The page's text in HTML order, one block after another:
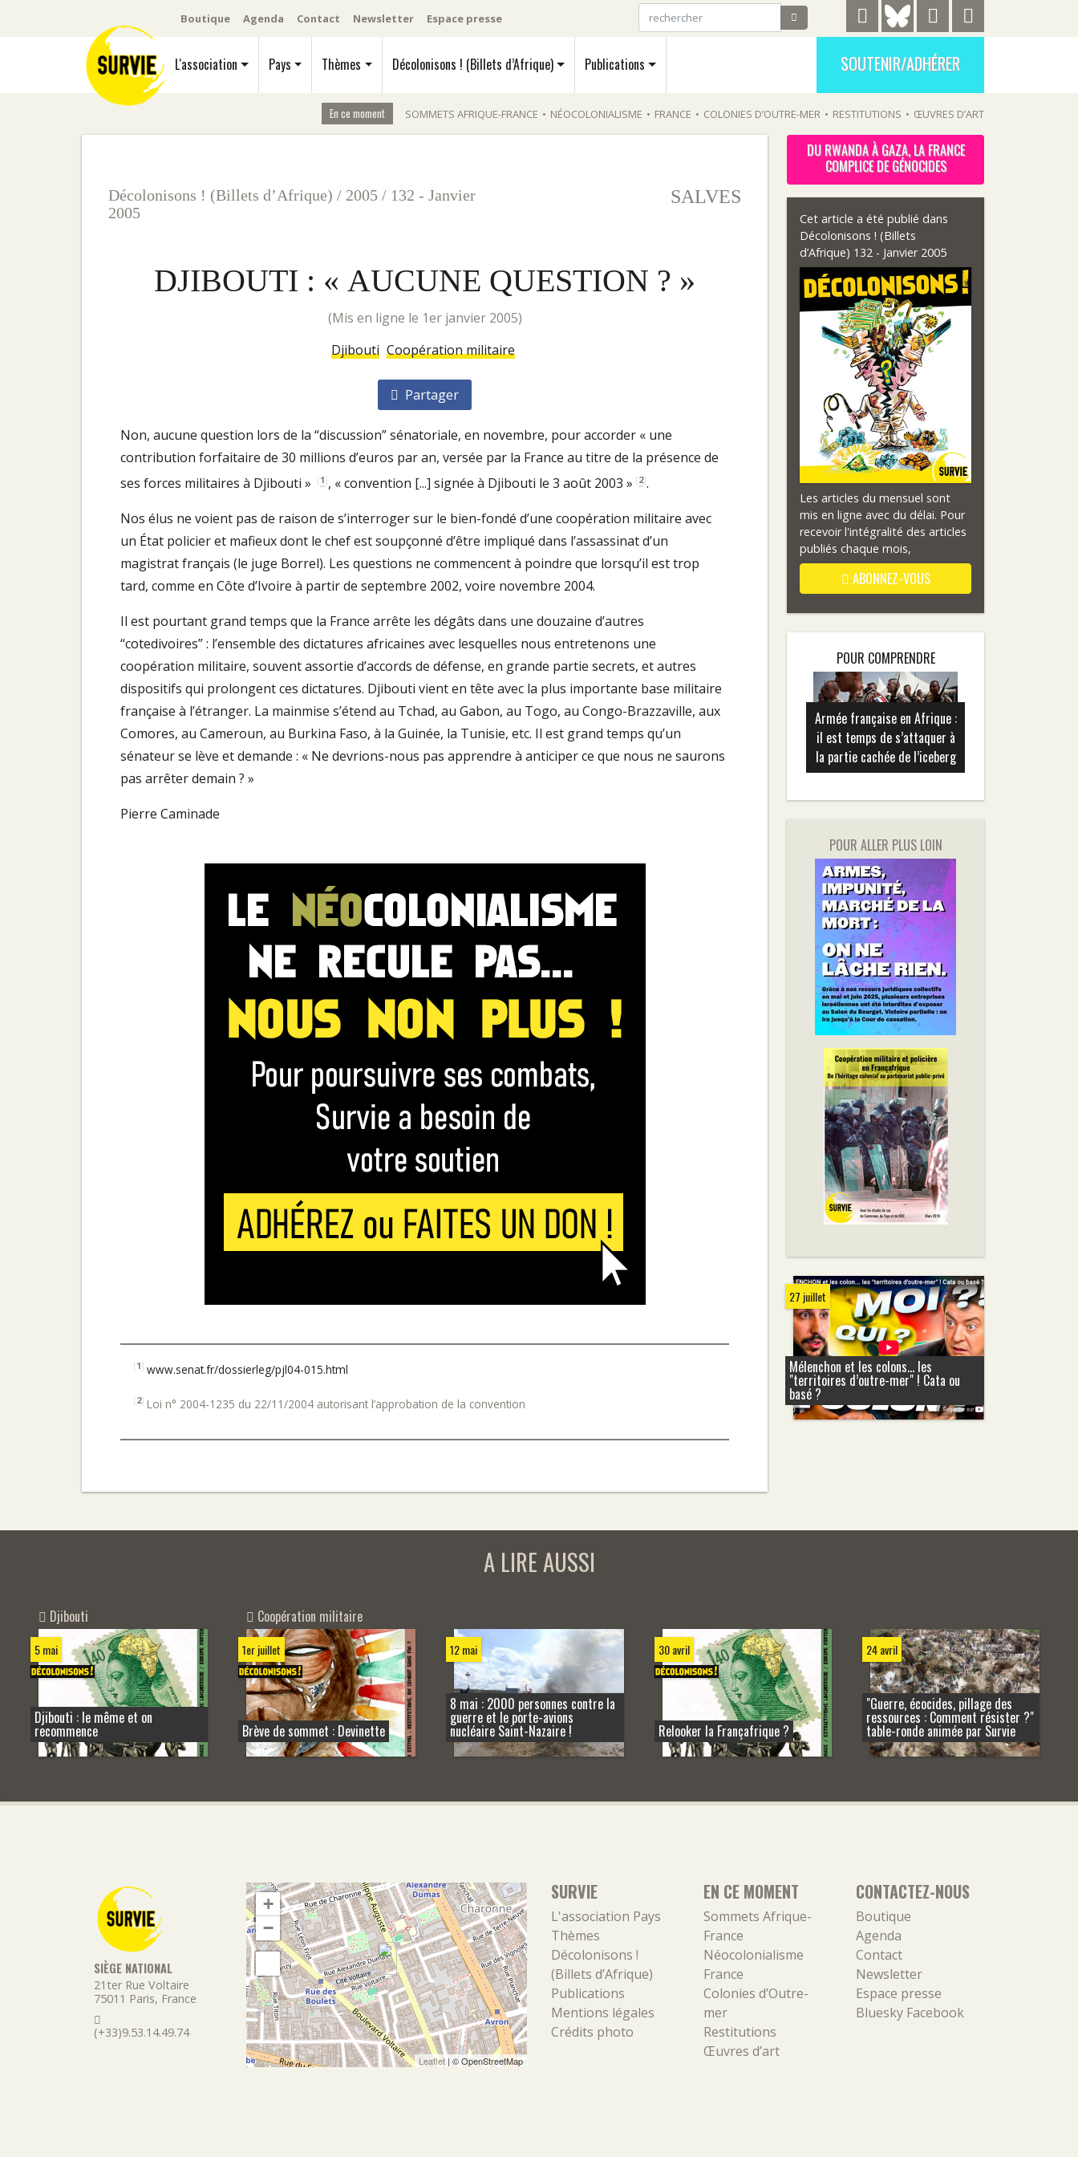
Boutique Agenda Contact Newsletter Espace presse
L'association Pays Thèmes Décolonisons ! (Billets d’Afrique) Publications SOUTENIR/ADHÉRER
En ce moment SOMMETS AFRIQUE-FRANCE • NÉOCOLONIALISME • FRANCE • COLONIES D’OUTRE-MER • RESTITUTIONS • ŒUVRES D’ART
Décolonisons ! (Billets d’Afrique) / 2005 / 132 - Janvier
2005
SALVES
DJIBOUTI : « AUCUNE QUESTION ? »
(mis en ligne le 1er janvier 2005)
Djibouti Coopération militaire
Partager
Non, aucune question lors de la “discussion” sénatoriale, en novembre, pour accorder « une
contribution forfaitaire de 30 millions d’euros par an, versée par la France au titre de la présence de
ses forces militaires à Djibouti » [1], « convention [...] signée à Djibouti le 3 août 2003 » [2].
Nos élus ne voient pas de raison de s’interroger sur le bien-fondé d’une coopération militaire avec
un État policier et mafieux dont le chef est soupçonné d’être impliqué dans l’assassinat d’un
magistrat français (le juge Borrel). Les questions ne commencent à poindre que lorsqu’il est trop
tard, comme en Côte d’Ivoire à partir de septembre 2002, voire novembre 2004.
Il est pourtant grand temps que la France arrête les dégâts dans une douzaine d’autres
“cotedivoires” : l’ensemble des dictatures africaines avec lesquelles nous entretenons une
coopération militaire, souvent assortie d’accords de défense, en grande partie secrets, et autres
dispositifs qui prolongent ces dictatures. Djibouti vient en tête avec la plus importante base militaire
française à l’étranger. La mainmise s’étend au Tchad, au Gabon, au Togo, au Congo-Brazzaville, aux
Comores, au Cameroun, au Burkina Faso, à la Guinée, la Tunisie, etc. Il est grand temps qu’un
sénateur se lève et demande : « Ne devrions-nous pas apprendre à anticiper ce que nous ne saurons
pas arrêter demain ? »
Pierre Caminade
[1] www.senat.fr/dossierleg/pjl04-015.html
[2] Loi n° 2004-1235 du 22/11/2004 autorisant l’approbation de la convention
DU RWANDA À GAZA, LA FRANCE
COMPLICE DE GÉNOCIDES
Cet article a été publié dans
Décolonisons ! (Billets
d’Afrique) 132 - Janvier 2005
Les articles du mensuel sont
mis en ligne avec du délai. Pour
recevoir l'intégralité des articles
publiés chaque mois,
ABONNEZ-VOUS
POUR COMPRENDRE
Armée française en Afrique :
il est temps de s’attaquer à
la partie cachée de l’iceberg
POUR ALLER PLUS LOIN
27 juillet
Mélenchon et les colons... les
"territoires d’outre-mer" ! Cata ou
basé ?
A LIRE AUSSI
Djibouti
5 mai
Djibouti : le même et on
recommence
Coopération militaire
1er juillet
Brève de sommet : Devinette
12 mai
8 mai : 2000 personnes contre la
guerre et le porte-avions
nucléaire Saint-Nazaire !
30 avril
Relooker la Françafrique ?
24 avril
"Guerre, écocides, pillage des
ressources : Comment résister ?"
table-ronde animée par Survie
SIÈGE NATIONAL
21ter Rue Voltaire
75011 Paris, France
(+33)9.53.14.49.74
+
−
Leaflet | ©OpenStreetMap
SURVIE
L'association Pays
Thèmes
Décolonisons !
(Billets d’Afrique)
Publications
Mentions légales
Crédits photo
EN CE MOMENT
Sommets Afrique-
France
Néocolonialisme
France
Colonies d’Outre-
mer
Restitutions
Œuvres d’art
CONTACTEZ-NOUS
Boutique
Agenda
Contact
Newsletter
Espace presse
Bluesky Facebook